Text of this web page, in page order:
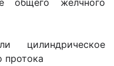
цилиндрическое
протока